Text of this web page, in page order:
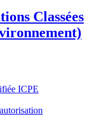
Classées
ICPE